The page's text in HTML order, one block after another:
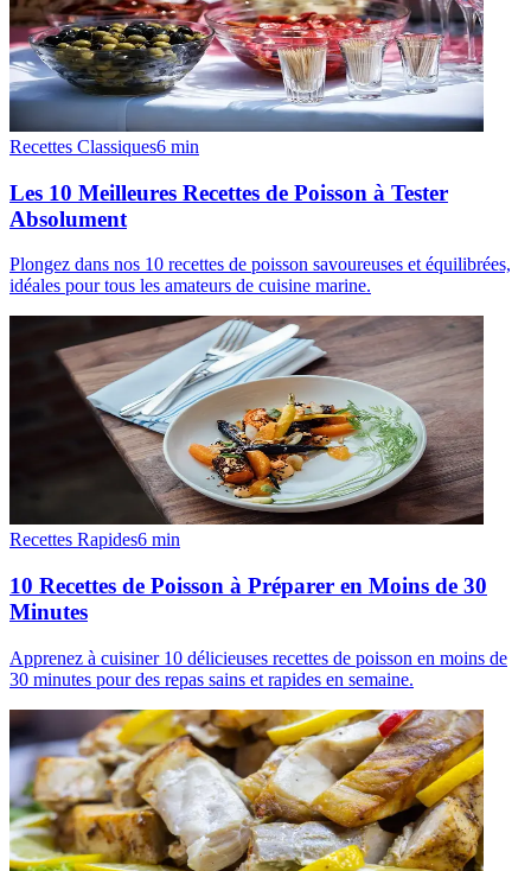
Recettes Classiques6 min
Les 10 Meilleures Recettes de Poisson à Tester
Absolument
Plongez dans nos 10 recettes de poisson savoureuses et équilibrées,
idéales pour tous les amateurs de cuisine marine.
Recettes Rapides6 min
10 Recettes de Poisson à Préparer en Moins de 30
Minutes
Apprenez à cuisiner 10 délicieuses recettes de poisson en moins de
30 minutes pour des repas sains et rapides en semaine.